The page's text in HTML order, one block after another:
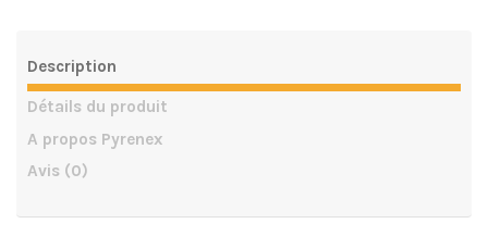
Description
Détails du produit
A propos Pyrenex
Avis (0)